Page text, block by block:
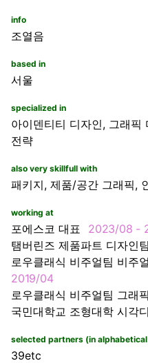
info
조열음
based in
서울
specialized in
아이덴티티 디자인, 그래픽
전략
also very skillfull with
패키지, 제품/공간 그래픽,
working at
포에스코 대표 2023/08 -
탬버린즈 제품파트 디자인
로우클래식 비주얼팀 비주
2019/04
로우클래식 비주얼팀 그래
국민대학교 조형대학 시각
selected partners (in
39etc